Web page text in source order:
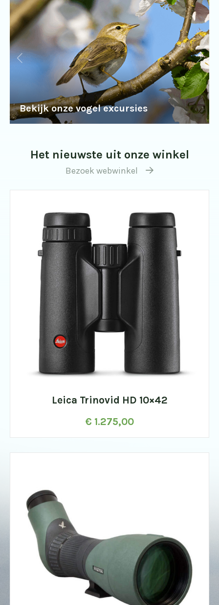
Bekijk onze vogel excursies
Het nieuwste uit onze winkel
Bezoek webwinkel
Leica Trinovid HD 10×42
€ 1.275,00